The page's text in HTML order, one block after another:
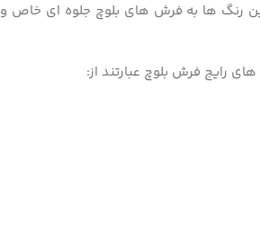
رنگ ها به فرش های بلوچ جلوه ای خاص و
رایج فرش بلوچ عبارتند از: